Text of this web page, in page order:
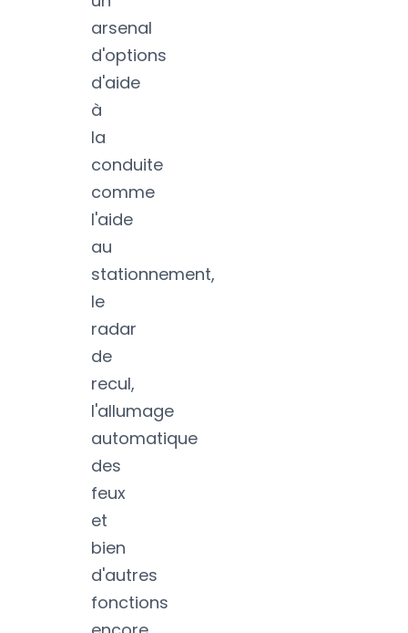
arsenal
d'options
d'aide
à
la
conduite
comme
l'aide
au
stationnement,
le
radar
de
recul,
l'allumage
automatique
des
feux
et
bien
d'autres
fonctions